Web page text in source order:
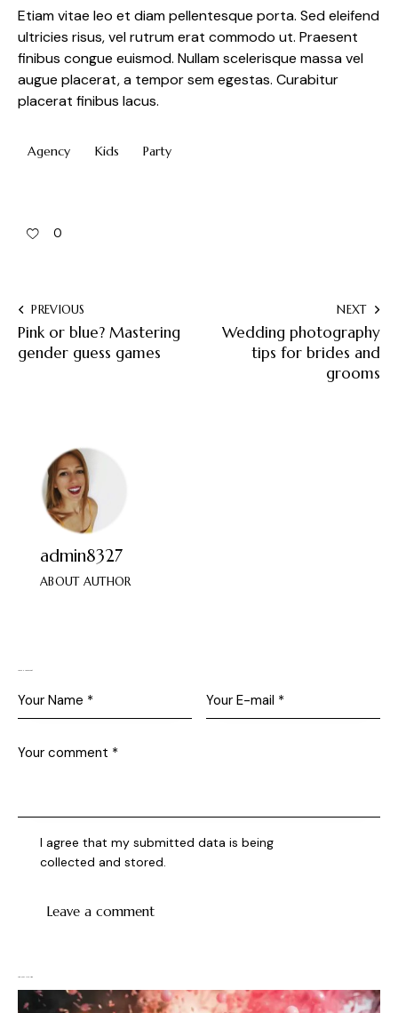
Etiam vitae leo et diam pellentesque porta. Sed eleifend
ultricies risus, vel rutrum erat commodo ut. Praesent
finibus congue euismod. Nullam scelerisque massa vel
augue placerat, a tempor sem egestas. Curabitur
placerat finibus lacus.
Agency Kids Party
0
PREVIOUS
Pink or blue? Mastering
gender guess games
NEXT
Wedding photography
tips for brides and
grooms
admin8327
ABOUT AUTHOR
Leave a comment
I agree that my submitted data is being
collected and stored.
You May Also Like